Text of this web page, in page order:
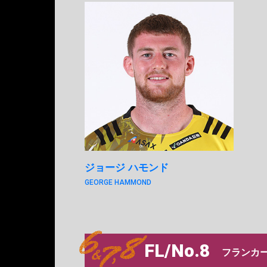
ジョージ ハモンド
GEORGE HAMMOND
FL/No.8 フランカ